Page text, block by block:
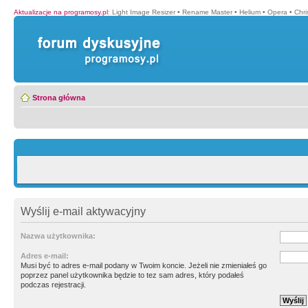
Aktualizacje na programosy.pl: Light Image Resizer • Rename Master • Helium • Opera •
Strona główna
Wyślij e-mail aktywacyjny
Nazwa użytkownika:
Adres e-mail:
Musi być to adres e-mail podany w Twoim koncie. Jeżeli nie zmieniałeś go
poprzez panel użytkownika będzie to tez sam adres, który podałeś
podczas rejestracji.